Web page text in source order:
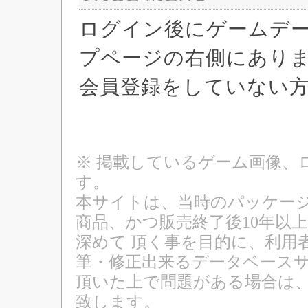
ログイン後にゲームデ
プページの右側にあり
会員登録をしていない
※ 掲載しているゲーム画像、
す。
本サイトは、当時のパッケー
商品、かつ販売終了後10年以
深めて 頂く事を目的に、利用
筆・修正出来るデータベース
頂いた上で問題がある場合は
致します。